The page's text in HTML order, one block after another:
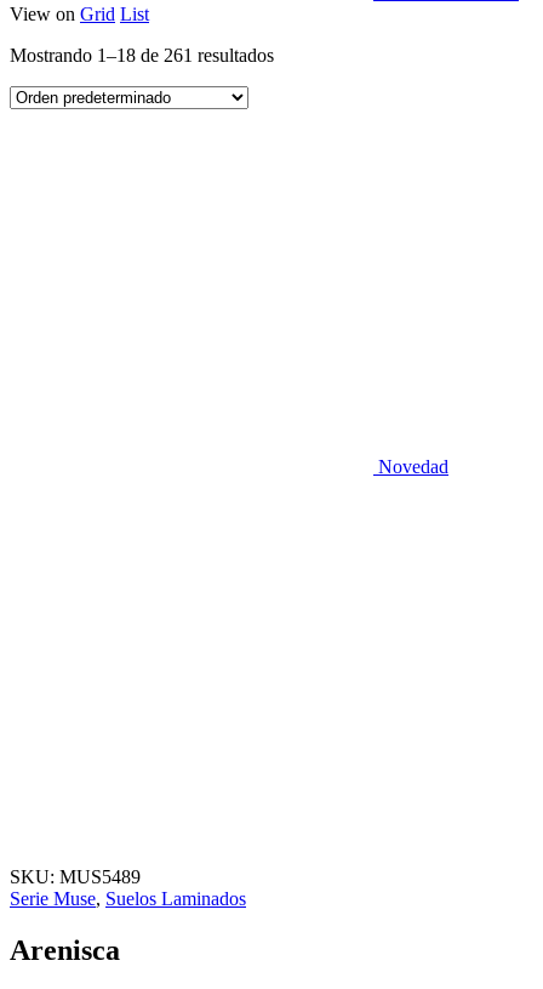
View on Grid List
Mostrando 1–18 de 261 resultados
Novedad
SKU: MUS5489
Serie Muse, Suelos Laminados
Arenisca